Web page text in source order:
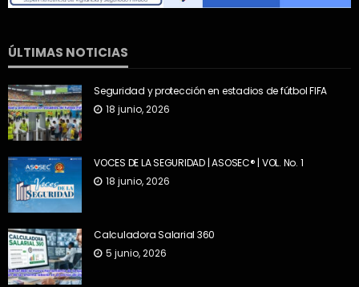
ÚLTIMAS NOTICIAS
Seguridad y protección en estadios de fútbol FIFA
18 junio, 2026
VOCES DE LA SEGURIDAD | ASOSEC® | VOL. No. 1
18 junio, 2026
Calculadora Salarial 360
5 junio, 2026